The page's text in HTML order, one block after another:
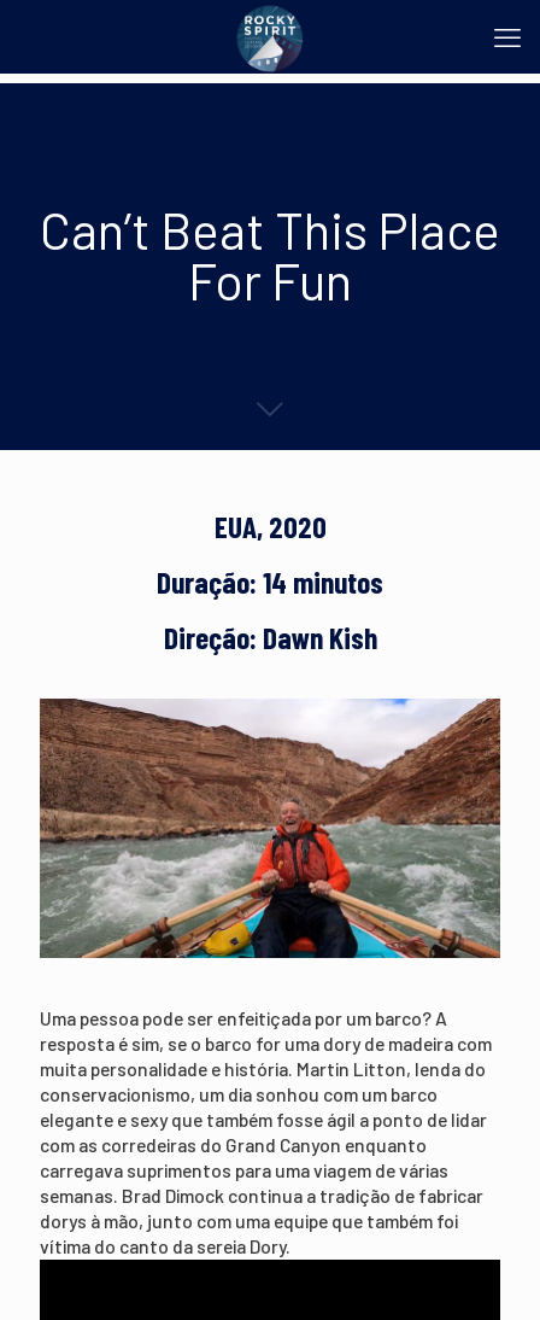
Can’t Beat This Place
For Fun
EUA, 2020
Duração: 14 minutos
Direção: Dawn Kish
Uma pessoa pode ser enfeitiçada por um barco? A
resposta é sim, se o barco for uma dory de madeira com
muita personalidade e história. Martin Litton, lenda do
conservacionismo, um dia sonhou com um barco
elegante e sexy que também fosse ágil a ponto de lidar
com as corredeiras do Grand Canyon enquanto
carregava suprimentos para uma viagem de várias
semanas. Brad Dimock continua a tradição de fabricar
dorys à mão, junto com uma equipe que também foi
vítima do canto da sereia Dory.